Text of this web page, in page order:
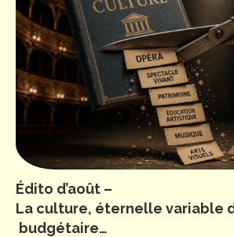
Édito d’août –
La culture, éternelle variable
budgétaire…